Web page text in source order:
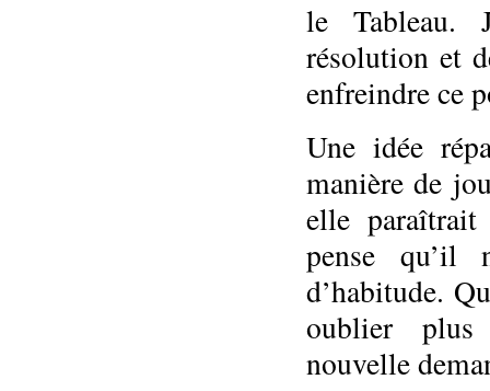
le Tableau.
résolution et
enfreindre ce
Une idée
manière de
elle paraîtrait
pense qu’il
d’habitude.
oublier plus
nouvelle